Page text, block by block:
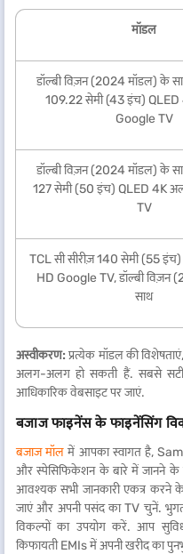
मॉडल
डॉल्बी विज़न (2024 मॉडल) के
109.22 सेमी (43 इंच) QLED
Google TV
डॉल्बी विज़न (2024 मॉडल) के
127 सेमी (50 इंच) QLED 4K
TV
TCL सी सीरीज़ 140 सेमी (55 इंच)
HD Google TV, डॉल्बी विज़न
साथ
अस्वीकरण: प्रत्येक मॉडल की
अलग-अलग हो सकती हैं. सबसे
आधिकारिक वेबसाइट पर जाएं.
बजाज फाइनेंस के फाइनेंसिंग
बजाज मॉल में आपका स्वागत है,
और स्पेसिफिकेशन के बारे में जानने के
आवश्यक सभी जानकारी एकत्र करने के
जाएं और अपनी पसंद का TV चुनें.
विकल्पों का उपयोग करें. आप
किफायती EMIs में अपनी खरीद का